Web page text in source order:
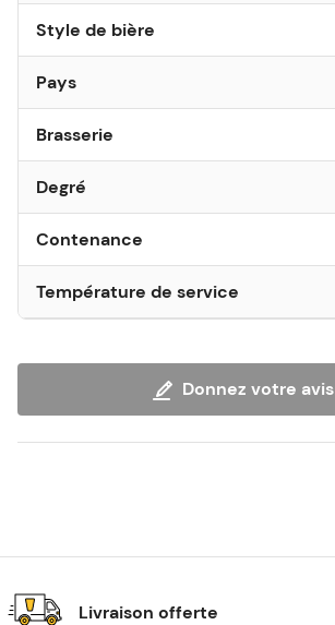
Style de bière
Pays
Brasserie
Degré
Contenance
Température de service
Donnez votre avis
Livraison offerte